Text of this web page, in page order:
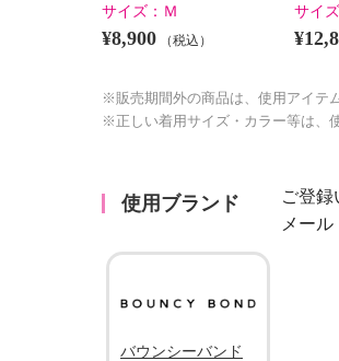
サイズ： Ｍ
¥8,900 （税込）
サイズ
※販売期間外の商品は、使用アイテ
※正しい着用サイズ・カラー等は、
使用ブランド
ご登録
メー
バウンシーバンド